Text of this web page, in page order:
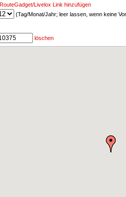
Livelox Link hinzufügen
(Tag/Monat/Jahr; leer lassen, wenn keine
löschen